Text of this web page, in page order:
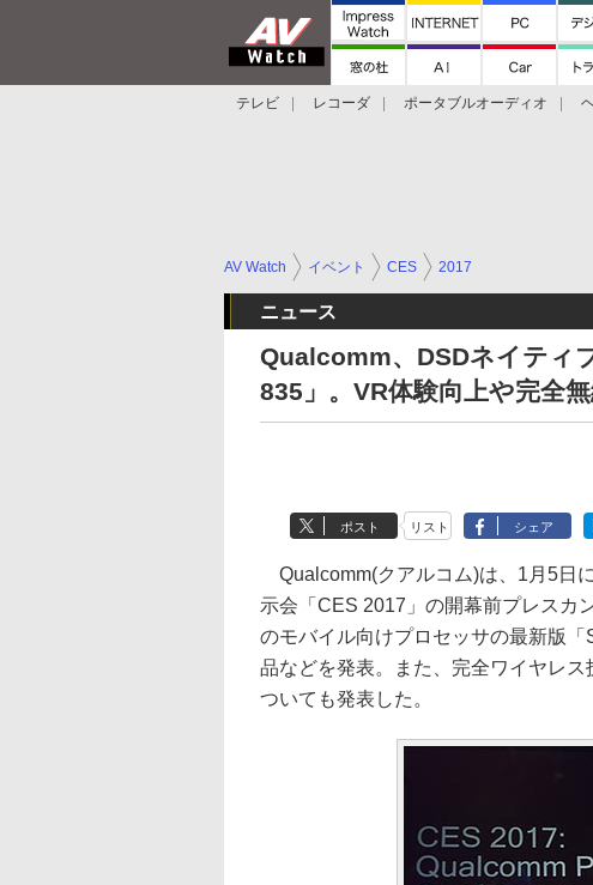
テレビ レコーダ ポータブルオーディオ
AV Watch イベント CES 2017
ニュース
Qualcomm、DSDネイティ
835」。VR体験向上や完全
ポスト リスト シェア
Qualcomm(クアルコム)は、1月5日
示会「CES 2017」の開幕前プレスカ
のモバイル向けプロセッサの最新版
品などを発表。また、完全ワイヤレ
ついても発表した。